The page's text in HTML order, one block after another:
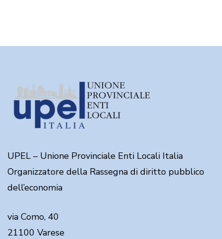
UPEL – Unione Provinciale Enti Locali Italia
Organizzatore della Rassegna di diritto pubblico
dell’economia
via Como, 40
21100 Varese